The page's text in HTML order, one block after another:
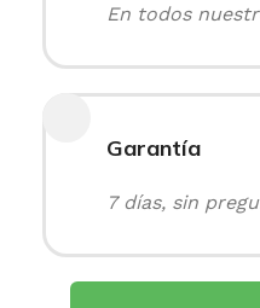
En todos
Garantía
7 días, sin